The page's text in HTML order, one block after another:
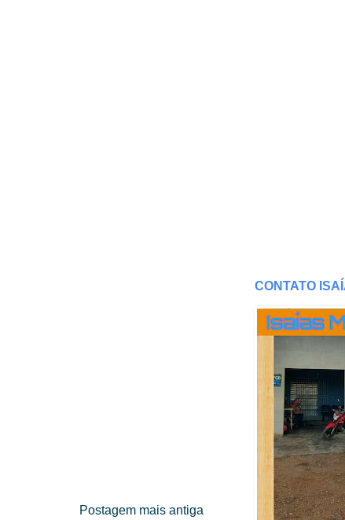
Postagem mais antiga
CONTATO